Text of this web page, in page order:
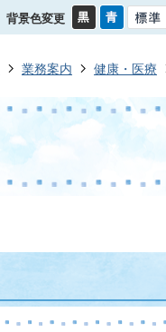
背景色変更
業務案内 健康・医療